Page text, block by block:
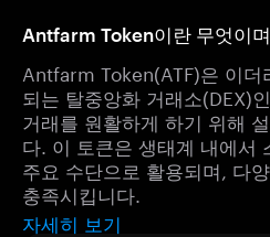
Antfarm Token이란 무엇이
Antfarm Token(ATF)은 이더
되는 탈중앙화 거래소(DEX)
거래를 원활하게 하기 위해
다. 이 토큰은 생태계 내에서
주요 수단으로 활용되며, 다
충족시킵니다.
자세히 보기